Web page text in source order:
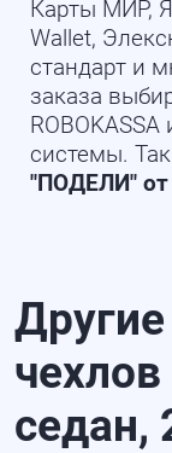
Карты МИР,
Wallet,
стандарт и
заказа
системы.
"ПОДЕЛИ" от
чехлов
седан,